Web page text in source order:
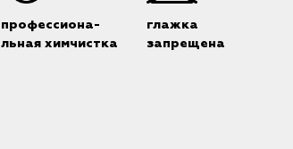
профессиона-
льная химчистка
глажка
запрещена